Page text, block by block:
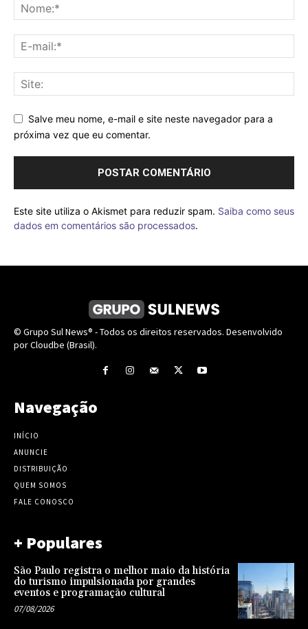
Salve meu nome, e-mail e site neste navegador para a
próxima vez que eu comentar.
Este site utiliza o Akismet para reduzir spam. Saiba como seus
dados em comentários são processados.
© Grupo Sul News® - Todos os direitos reservados. Desenvolvido
por Cloudbe (Brasil).
Navegação
INÍCIO
ANUNCIE
DISTRIBUIÇÃO
QUEM SOMOS
FALE CONOSCO
+ Populares
São Paulo registra o melhor maio da história
do turismo impulsionada por grandes
eventos e programação cultural
07/08/2026